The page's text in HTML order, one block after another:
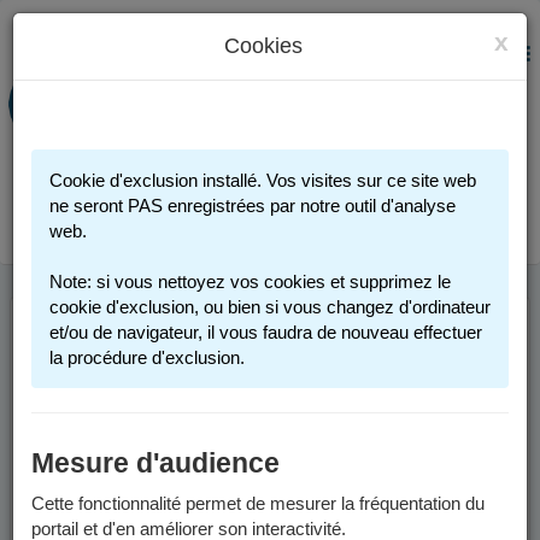
PORTAIL FAMILLE
Connexion
MENU
INFOS UTILES
Vous possédez un compte :
Si vous avez au moins un enfant actuellement
x
Cookies
Cookie d'exclusion installé. Vos visites sur ce site web
ne seront PAS enregistrées par notre outil d'analyse
web.
Note: si vous nettoyez vos cookies et supprimez le
cookie d'exclusion, ou bien si vous changez d'ordinateur
et/ou de navigateur, il vous faudra de nouveau effectuer
la procédure d'exclusion.
Mesure d'audience
Cette fonctionnalité permet de mesurer la fréquentation du
portail et d'en améliorer son interactivité.